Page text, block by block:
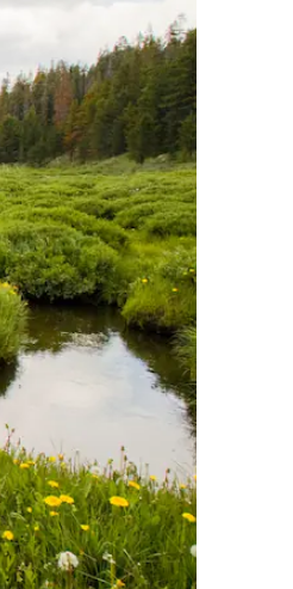
認することができます。